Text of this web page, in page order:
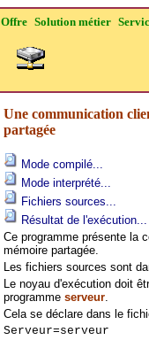
Offre Solution métier
Une communication
partagée
Mode compilé...
Mode interprété...
Fichiers sources...
Résultat de l'exécution...
Ce programme présente la
mémoire partagée.
Les fichiers sources sont
Le noyau d'exécution doit
programme serveur.
Cela se déclare dans le
Serveur=serveur